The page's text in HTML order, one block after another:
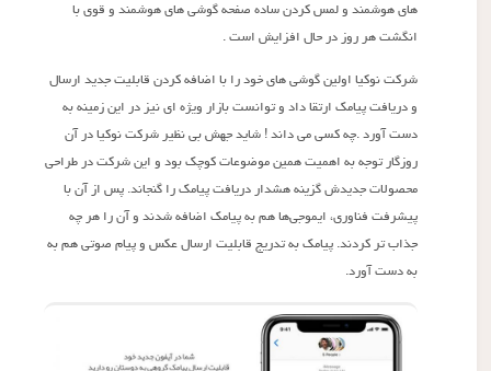
های هوشمند و لمس کردن ساده صفحه گوشی های هوشمند و قوی با
انگشت هر روز در حال افزایش است .
شرکت نوکیا اولین گوشی های خود را با اضافه کردن قابلیت‌ جدید ارسال
و دریافت پیامک ارتقا داد و توانست بازار ویژه ای نیز در این زمینه به
دست آورد .چه کسی می داند ! شاید جهش بی نظیر شرکت نوکیا در آن
روزگار توجه به اهمیت همین موضوعات کوچک بود و این شرکت در طراحی
محصولات جدیدش گزینه هشدار دریافت پیامک را گنجاند. پس از آن با
پیشرفت فناوری، ایموجی‌ها هم به پیامک اضافه شدند و آن را هر چه
جذاب تر کردند. پیامک به تدریج قابلیت ارسال عکس و پیام صوتی هم به
به دست آورد.